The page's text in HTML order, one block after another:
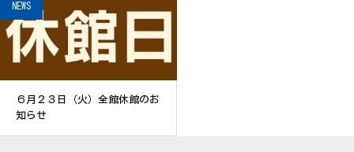
NEWS
６月２３日（火）全館休館のお
知らせ